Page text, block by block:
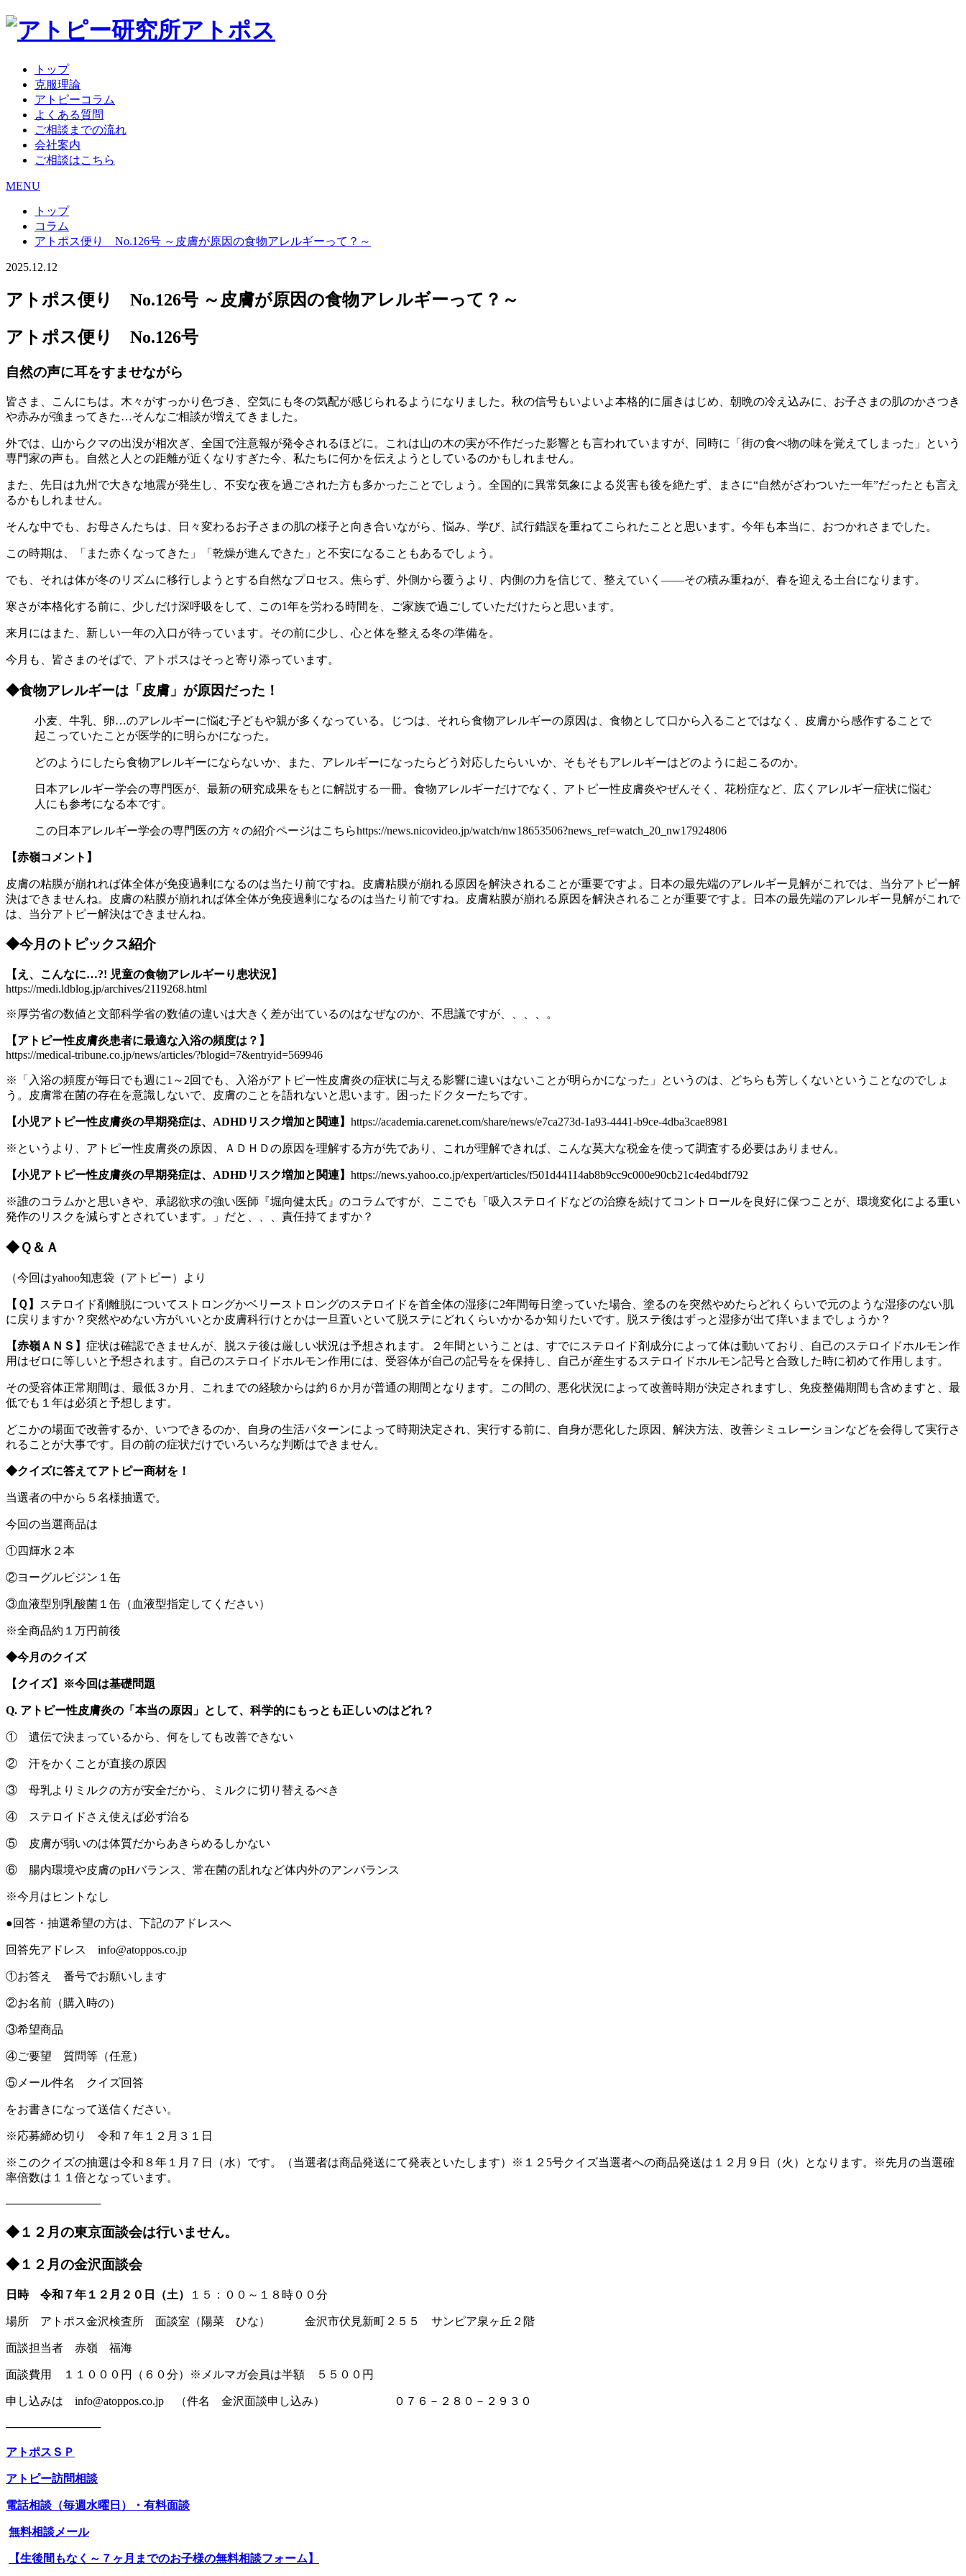
トップ
克服理論
アトピーコラム
よくある質問
ご相談までの流れ
会社案内
ご相談はこちら
MENU
トップ
コラム
アトポス便り No.126号 ～皮膚が原因の食物アレルギーって？～
2025.12.12
アトポス便り No.126号 ～皮膚が原因の食物アレルギーって？～
アトポス便り No.126号
自然の声に耳をすませながら
皆さま、こんにちは。木々がすっかり色づき、空気にも冬の気配が感じられるようになりました。秋の信号もいよいよ本格的に届きはじめ、朝晩の冷え込みに、お子さまの肌のかさつき
や赤みが強まってきた…そんなご相談が増えてきました。
外では、山からクマの出没が相次ぎ、全国で注意報が発令されるほどに。これは山の木の実が不作だった影響とも言われていますが、同時に「街の食べ物の味を覚えてしまった」という
専門家の声も。自然と人との距離が近くなりすぎた今、私たちに何かを伝えようとしているのかもしれません。
また、先日は九州で大きな地震が発生し、不安な夜を過ごされた方も多かったことでしょう。全国的に異常気象による災害も後を絶たず、まさに“自然がざわついた一年”だったとも言え
るかもしれません。
そんな中でも、お母さんたちは、日々変わるお子さまの肌の様子と向き合いながら、悩み、学び、試行錯誤を重ねてこられたことと思います。今年も本当に、おつかれさまでした。
この時期は、「また赤くなってきた」「乾燥が進んできた」と不安になることもあるでしょう。
でも、それは体が冬のリズムに移行しようとする自然なプロセス。焦らず、外側から覆うより、内側の力を信じて、整えていく――その積み重ねが、春を迎える土台になります。
寒さが本格化する前に、少しだけ深呼吸をして、この1年を労わる時間を、ご家族で過ごしていただけたらと思います。
来月にはまた、新しい一年の入口が待っています。その前に少し、心と体を整える冬の準備を。
今月も、皆さまのそばで、アトポスはそっと寄り添っています。
◆食物アレルギーは「皮膚」が原因だった！
小麦、牛乳、卵…のアレルギーに悩む子どもや親が多くなっている。じつは、それら食物アレルギーの原因は、食物として口から入ることではなく、皮膚から感作することで
起こっていたことが医学的に明らかになった。
どのようにしたら食物アレルギーにならないか、また、アレルギーになったらどう対応したらいいか、そもそもアレルギーはどのように起こるのか。
日本アレルギー学会の専門医が、最新の研究成果をもとに解説する一冊。食物アレルギーだけでなく、アトピー性皮膚炎やぜんそく、花粉症など、広くアレルギー症状に悩む
人にも参考になる本です。
この日本アレルギー学会の専門医の方々の紹介ページはこちらhttps://news.nicovideo.jp/watch/nw18653506?news_ref=watch_20_nw17924806
【赤嶺コメント】
皮膚の粘膜が崩れれば体全体が免疫過剰になるのは当たり前ですね。皮膚粘膜が崩れる原因を解決されることが重要ですよ。日本の最先端のアレルギー見解がこれでは、当分アトピー解
決はできませんね。皮膚の粘膜が崩れれば体全体が免疫過剰になるのは当たり前ですね。皮膚粘膜が崩れる原因を解決されることが重要ですよ。日本の最先端のアレルギー見解がこれで
は、当分アトピー解決はできませんね。
◆今月のトピックス紹介
【え、こんなに…?! 児童の食物アレルギーり患状況】
https://medi.ldblog.jp/archives/2119268.html
※厚労省の数値と文部科学省の数値の違いは大きく差が出ているのはなぜなのか、不思議ですが、、、、。
【アトピー性皮膚炎患者に最適な入浴の頻度は？】
https://medical-tribune.co.jp/news/articles/?blogid=7&entryid=569946
※「入浴の頻度が毎日でも週に1～2回でも、入浴がアトピー性皮膚炎の症状に与える影響に違いはないことが明らかになった」というのは、どちらも芳しくないということなのでしょ
う。皮膚常在菌の存在を意識しないで、皮膚のことを語れないと思います。困ったドクターたちです。
【小児アトピー性皮膚炎の早期発症は、ADHDリスク増加と関連】 https://academia.carenet.com/share/news/e7ca273d-1a93-4441-b9ce-4dba3cae8981
※というより、アトピー性皮膚炎の原因、ＡＤＨＤの原因を理解する方が先であり、これが理解できれば、こんな莫大な税金を使って調査する必要はありません。
【小児アトピー性皮膚炎の早期発症は、ADHDリスク増加と関連】 https://news.yahoo.co.jp/expert/articles/f501d44114ab8b9cc9c000e90cb21c4ed4bdf792
※誰のコラムかと思いきや、承認欲求の強い医師『堀向健太氏』のコラムですが、ここでも「吸入ステロイドなどの治療を続けてコントロールを良好に保つことが、環境変化による重い
発作のリスクを減らすとされています。」だと、、、責任持てますか？
◆Ｑ＆Ａ
（今回はyahoo知恵袋（アトピー）より
【Ｑ】
ステロイド剤離脱についてストロングかベリーストロングのステロイドを首全体の湿疹に2年間毎日塗っていた場合、塗るのを突然やめたらどれくらいで元のような湿疹のない肌
に戻りますか？突然やめない方がいいとか皮膚科行けとかは一旦置いといて脱ステにどれくらいかかるか知りたいです。脱ステ後はずっと湿疹が出て痒いままでしょうか？
【赤嶺ＡＮＳ】 症状は確認できませんが、脱ステ後は厳しい状況は予想されます。２年間ということは、すでにステロイド剤成分によって体は動いており、自己のステロイドホルモン作
用はゼロに等しいと予想されます。自己のステロイドホルモン作用には、受容体が自己の記号をを保持し、自己が産生するステロイドホルモン記号と合致した時に初めて作用します。
その受容体正常期間は、最低３か月、これまでの経験からは約６か月が普通の期間となります。この間の、悪化状況によって改善時期が決定されますし、免疫整備期間も含めますと、最
低でも１年は必須と予想します。
どこかの場面で改善するか、いつできるのか、自身の生活パターンによって時期決定され、実行する前に、自身が悪化した原因、解決方法、改善シミュレーションなどを会得して実行さ
れることが大事です。目の前の症状だけでいろいろな判断はできません。
◆クイズに答えてアトピー商材を！
当選者の中から５名様抽選で。
今回の当選商品は
①四輝水２本
②ヨーグルビジン１缶
③血液型別乳酸菌１缶（血液型指定してください）
※全商品約１万円前後
◆今月のクイズ
【クイズ】※今回は基礎問題
Q. アトピー性皮膚炎の「本当の原因」として、科学的にもっとも正しいのはどれ？
① 遺伝で決まっているから、何をしても改善できない
② 汗をかくことが直接の原因
③ 母乳よりミルクの方が安全だから、ミルクに切り替えるべき
④ ステロイドさえ使えば必ず治る
⑤ 皮膚が弱いのは体質だからあきらめるしかない
⑥ 腸内環境や皮膚のpHバランス、常在菌の乱れなど体内外のアンバランス
※今月はヒントなし
●回答・抽選希望の方は、下記のアドレスへ
回答先アドレス info@atoppos.co.jp
①お答え 番号でお願いします
②お名前（購入時の）
③希望商品
④ご要望 質問等（任意）
⑤メール件名 クイズ回答
をお書きになって送信ください。
※応募締め切り 令和７年１２月３１日
※このクイズの抽選は令和８年１月７日（水）です。（当選者は商品発送にて発表といたします）※１２5号クイズ当選者への商品発送は１２月９日（火）となります。※先月の当選確
率倍数は１１倍となっています。
────────────
◆１２月の東京面談会は行いません。
◆１２月の金沢面談会
日時 令和７年１２月２０日（土） １５：００～１８時００分
場所 アトポス金沢検査所 面談室（陽菜 ひな） 金沢市伏見新町２５５ サンピア泉ヶ丘２階
面談担当者 赤嶺 福海
面談費用 １１０００円（６０分）※メルマガ会員は半額 ５５００円
申し込みは info@atoppos.co.jp （件名 金沢面談申し込み） ０７６－２８０－２９３０
────────────
アトポスＳＰ
アトピー訪問相談
電話相談（毎週水曜日）・有料面談
無料相談メール
【生後間もなく～７ヶ月までのお子様の無料相談フォーム】